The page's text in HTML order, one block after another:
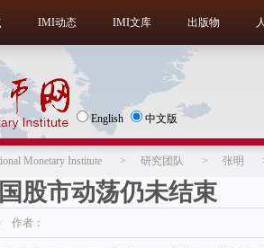
IMI动态 IMI文库 出版物
English 中文版
Monetary Institute > 研究团队 > 张明
股市动荡仍未结束
作者：